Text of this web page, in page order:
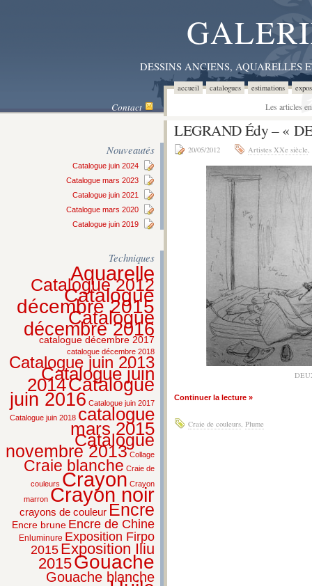
DESSINS ANCIENS,
accueil catalogues estimations
Contact Les articles
Nouveautés
Catalogue juin 2024
Catalogue mars 2023
Catalogue juin 2021
Catalogue mars 2020
Catalogue juin 2019
Techniques
Aquarelle
Catalogue 2012
Catalogue
décembre 2015
Catalogue
décembre 2016
catalogue décembre 2017
catalogue décembre 2018
Catalogue juin 2013
Catalogue juin
2014Catalogue
juin 2016 Catalogue juin 2017
Catalogue juin 2018 catalogue
mars 2015
Catalogue
novembre 2013 Collage
Craie blanche Craie de
couleurs Crayon Crayon
marron Crayon noir
crayons de couleur Encre
Encre brune Encre de Chine
Enluminure Exposition Firpo
2015 Exposition Iliu
2015Gouache
Gouache blanche
LEGRAND Édy – «
20/05/2012 Artistes XXe siècle,
Continuer la lecture »
Craie de couleurs, Plume